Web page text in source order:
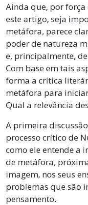
Ainda que, por
este artigo, seja
metáfora, parece
poder de natureza
e, principalmente,
Com base em tais
forma a crítica
metáfora para
Qual a relevância
A primeira
processo crítico de
como ele entende a
de metáfora,
imagem, nos seus
problemas que são
pensamento.